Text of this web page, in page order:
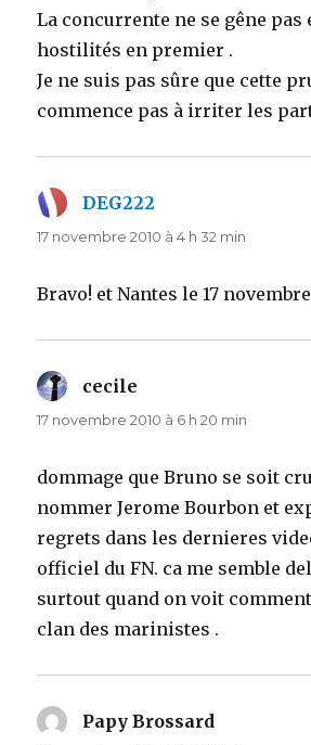
La concurrente ne se gêne pas
hostilités en premier .
Je ne suis pas sûre que cette
commence pas à irriter les
DEG222
17 novembre 2010 à 4 h 32 min
Bravo! et Nantes le 17
cecile
17 novembre 2010 à 6 h 20 min
dommage que Bruno se soit
nommer Jerome Bourbon et
regrets dans les dernieres
officiel du FN. ca me semble
surtout quand on voit
clan des marinistes .
Papy Brossard